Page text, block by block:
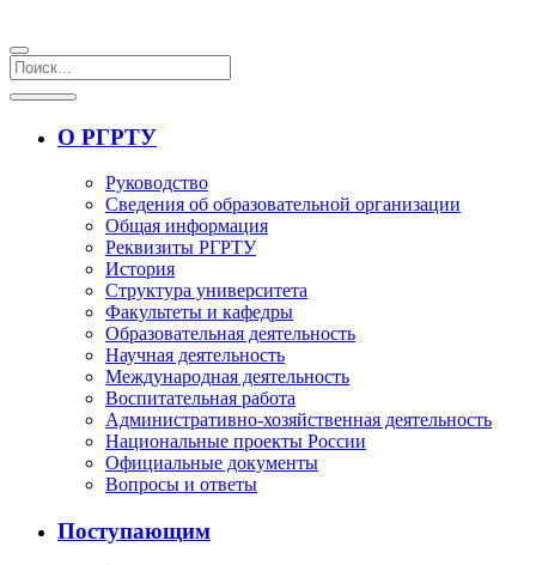
О РГРТУ
Руководство
Сведения об образовательной организации
Общая информация
Реквизиты РГРТУ
История
Структура университета
Факультеты и кафедры
Образовательная деятельность
Научная деятельность
Международная деятельность
Воспитательная работа
Административно-хозяйственная деятельность
Национальные проекты России
Официальные документы
Вопросы и ответы
Поступающим